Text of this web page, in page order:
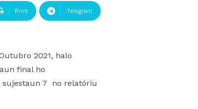
Print Telegram
2021, halo
final ho
sujestaun 7 no relatóriu